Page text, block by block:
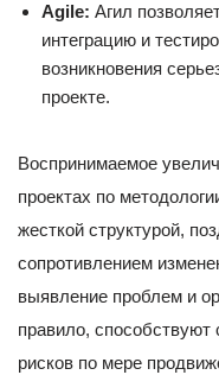
Agile: Агил
интеграцию и
возникновения
проекте.
Воспринимаемое
проектах по
жесткой структурой,
сопротивлением
выявление проблем и
правило,
рисков по мере